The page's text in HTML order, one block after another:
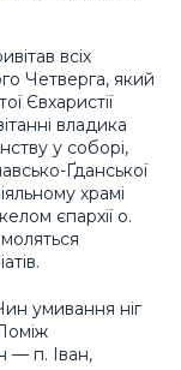
всіх
Четверга, який
Євхаристії
владика
у соборі,
Ґданської
храмі
єпархії о.
умивання ніг
— п. Іван,